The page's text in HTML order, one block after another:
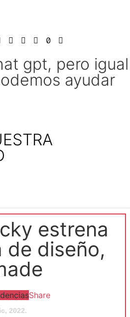
gpt, pero igual
ayudar
estrena
de diseño,
Share
2022.